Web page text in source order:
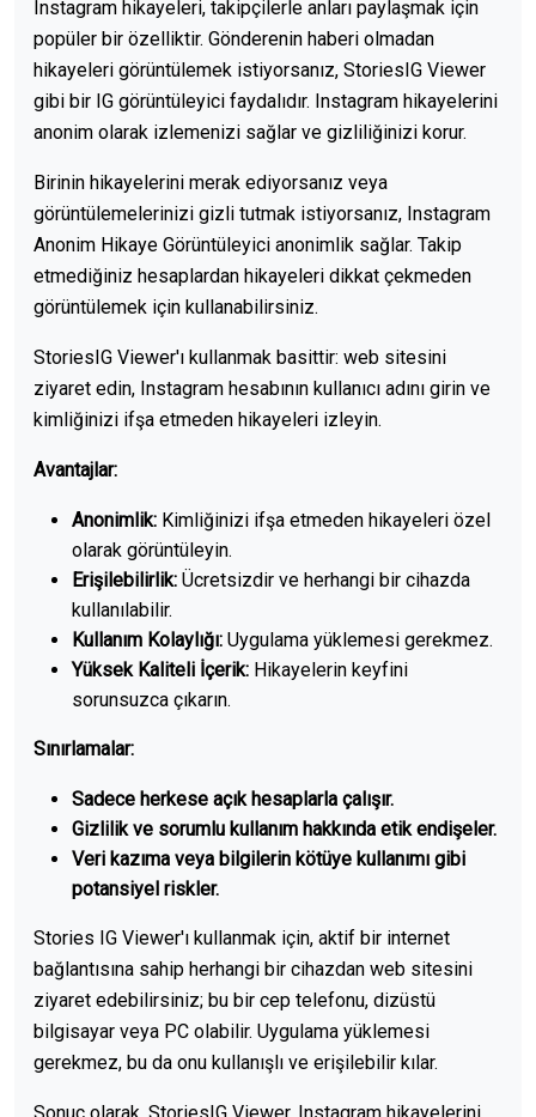
Instagram hikayeleri, takipçilerle anları paylaşmak için
popüler bir özelliktir. Gönderenin haberi olmadan
hikayeleri görüntülemek istiyorsanız, StoriesIG Viewer
gibi bir IG görüntüleyici faydalıdır. Instagram hikayelerini
anonim olarak izlemenizi sağlar ve gizliliğinizi korur.
Birinin hikayelerini merak ediyorsanız veya
görüntülemelerinizi gizli tutmak istiyorsanız, Instagram
Anonim Hikaye Görüntüleyici anonimlik sağlar. Takip
etmediğiniz hesaplardan hikayeleri dikkat çekmeden
görüntülemek için kullanabilirsiniz.
StoriesIG Viewer'ı kullanmak basittir: web sitesini
ziyaret edin, Instagram hesabının kullanıcı adını girin ve
kimliğinizi ifşa etmeden hikayeleri izleyin.
Avantajlar:
Anonimlik: Kimliğinizi ifşa etmeden hikayeleri özel
olarak görüntüleyin.
Erişilebilirlik: Ücretsizdir ve herhangi bir cihazda
kullanılabilir.
Kullanım Kolaylığı: Uygulama yüklemesi gerekmez.
Yüksek Kaliteli İçerik: Hikayelerin keyfini
sorunsuzca çıkarın.
Sınırlamalar:
Sadece herkese açık hesaplarla çalışır.
Gizlilik ve sorumlu kullanım hakkında etik endişeler.
Veri kazıma veya bilgilerin kötüye kullanımı gibi
potansiyel riskler.
Stories IG Viewer'ı kullanmak için, aktif bir internet
bağlantısına sahip herhangi bir cihazdan web sitesini
ziyaret edebilirsiniz; bu bir cep telefonu, dizüstü
bilgisayar veya PC olabilir. Uygulama yüklemesi
gerekmez, bu da onu kullanışlı ve erişilebilir kılar.